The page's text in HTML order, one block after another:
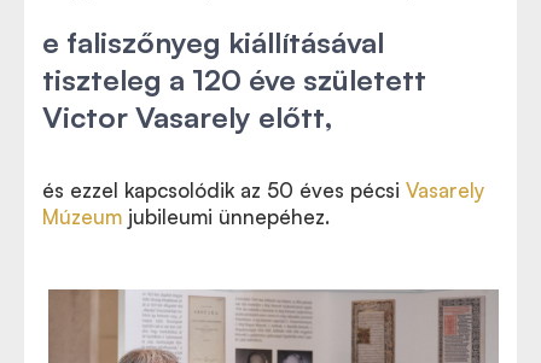
e faliszőnyeg kiállításával
tiszteleg a 120 éve született
Victor Vasarely előtt,
és ezzel kapcsolódik az 50 éves pécsi Vasarely
Múzeum jubileumi ünnepéhez.